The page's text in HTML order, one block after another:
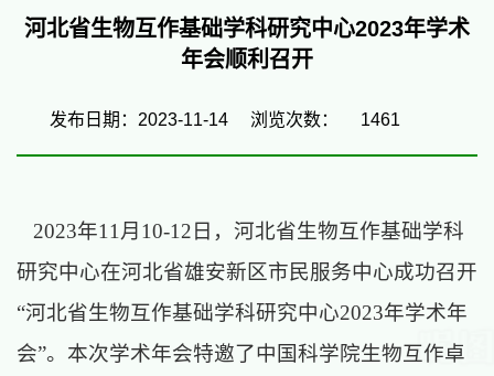
河北省生物互作基础学科研究中心2023年学术
年会顺利召开
发布日期：2023-11-14 浏览次数： 1461
2023年11月10-12日， 河北省生物互作基础学科
研究中心在河北省雄安新区市民服务中心成功召开
“河北省生物互作基础学科研究中心2023年学术年
会”。本次学术年会特邀了中国科学院生物互作卓